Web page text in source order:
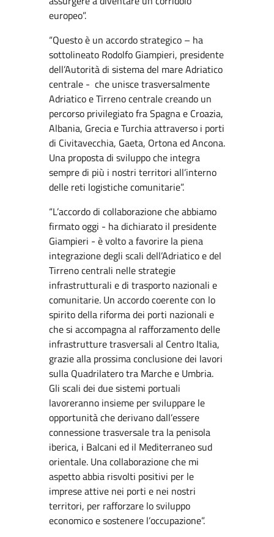
europeo”.
“Questo è un accordo strategico – ha
sottolineato Rodolfo Giampieri, presidente
dell’Autorità di sistema del mare Adriatico
centrale - che unisce trasversalmente
Adriatico e Tirreno centrale creando un
percorso privilegiato fra Spagna e Croazia,
Albania, Grecia e Turchia attraverso i porti
di Civitavecchia, Gaeta, Ortona ed Ancona.
Una proposta di sviluppo che integra
sempre di più i nostri territori all’interno
delle reti logistiche comunitarie”.
“L’accordo di collaborazione che abbiamo
firmato oggi - ha dichiarato il presidente
Giampieri - è volto a favorire la piena
integrazione degli scali dell’Adriatico e del
Tirreno centrali nelle strategie
infrastrutturali e di trasporto nazionali e
comunitarie. Un accordo coerente con lo
spirito della riforma dei porti nazionali e
che si accompagna al rafforzamento delle
infrastrutture trasversali al Centro Italia,
grazie alla prossima conclusione dei lavori
sulla Quadrilatero tra Marche e Umbria.
Gli scali dei due sistemi portuali
lavoreranno insieme per sviluppare le
opportunità che derivano dall’essere
connessione trasversale tra la penisola
iberica, i Balcani ed il Mediterraneo sud
orientale. Una collaborazione che mi
aspetto abbia risvolti positivi per le
imprese attive nei porti e nei nostri
territori, per rafforzare lo sviluppo
economico e sostenere l’occupazione”.